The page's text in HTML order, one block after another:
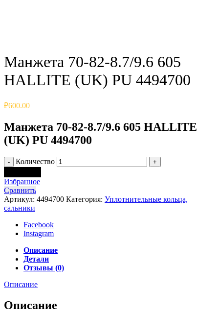
Манжета 70-82-8.7/9.6 605
HALLITE (UK) PU 4494700
₽600.00
Манжета 70-82-8.7/9.6 605 HALLITE
(UK) PU 4494700
Количество
Избранное
Сравнить
Артикул: 4494700 Категория: Уплотнительные кольца,
сальники
Facebook
Instagram
Описание
Детали
Отзывы (0)
Описание
Описание